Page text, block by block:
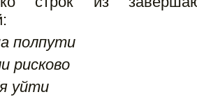
полпути
рисково
уйти